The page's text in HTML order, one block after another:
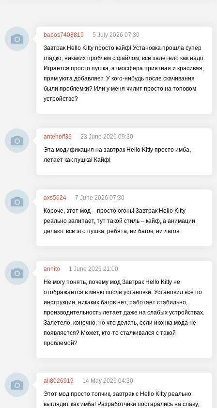
babos7408819
5 July 2026 07:30
Завтрак Hello Kitty просто кайф! Установка прошла супер
гладко, никаких проблем с файлом, всё залетело как надо.
Играется просто пушка, атмосфера приятная и красивая,
прям уюта добавляет. У кого-нибудь после скачивания
были проблемки? Или у меня чилит просто на топовом
устройстве?
antehoff36
23 June 2026 09:30
Эта модификация на завтрак Hello Kitty просто имба,
летает как пушка! Кайф!
axs5624
7 June 2026 07:30
Короче, этот мод – просто огонь! Завтрак Hello Kitty
реально залипает, тут такой стиль – кайф, а анимации
делают все это пушка, ребята, ни багов, ни лагов.
annito
1 June 2026 21:00
Не могу понять, почему мод Завтрак Hello Kitty не
отображается в меню после установки. Установил всё по
инструкции, никаких багов нет, работает стабильно,
производительность летает даже на слабых устройствах.
Залетело, конечно, но что делать, если иконка мода не
появляется? Может, кто-то сталкивался с такой
проблемой?
ali8026919
14 May 2026 04:30
Этот мод просто топчик, завтрак с Hello Kitty реально
выглядит как имба! Разработчики постарались на славу,